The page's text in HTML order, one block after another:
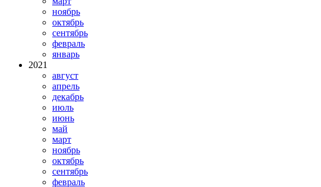
ноябрь
октябрь
сентябрь
февраль
январь
2021
август
апрель
декабрь
июль
июнь
май
март
ноябрь
октябрь
сентябрь
февраль